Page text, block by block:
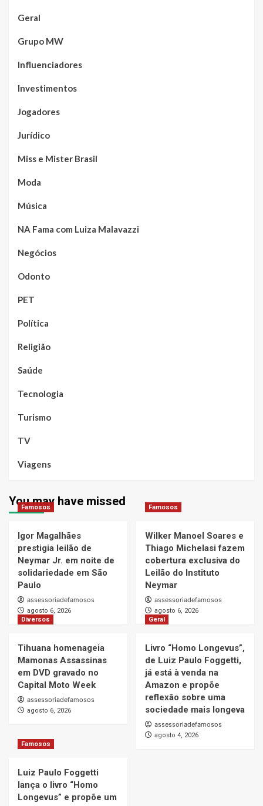
Geral
Grupo MW
Influenciadores
Investimentos
Jogadores
Jurídico
Miss e Mister Brasil
Moda
Música
NA Fama com Luiza Malavazzi
Negócios
Odonto
PET
Política
Religião
Saúde
Tecnologia
Turismo
TV
Viagens
You may have missed
Famosos
Igor Magalhães
prestigia leilão de
Neymar Jr. em noite de
solidariedade em São
Paulo
assessoriadefamosos
agosto 6, 2026
Famosos
Wilker Manoel Soares e
Thiago Michelasi fazem
cobertura exclusiva do
Leilão do Instituto
Neymar
assessoriadefamosos
agosto 6, 2026
Diversos
Tihuana homenageia
Mamonas Assassinas
em DVD gravado no
Capital Moto Week
assessoriadefamosos
agosto 6, 2026
Geral
Livro “Homo Longevus”,
de Luiz Paulo Foggetti,
já está à venda na
Amazon e propõe
reflexão sobre uma
sociedade mais longeva
assessoriadefamosos
agosto 4, 2026
Famosos
Luiz Paulo Foggetti
lança o livro “Homo
Longevus” e propõe um